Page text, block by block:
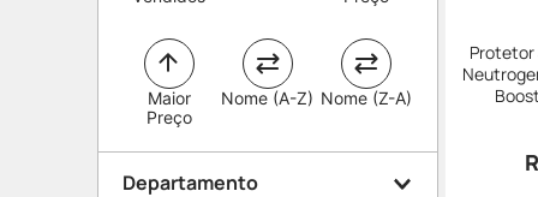
Maior
Preço
Nome (A-Z) Nome (Z-A)
Departamento
Protetor